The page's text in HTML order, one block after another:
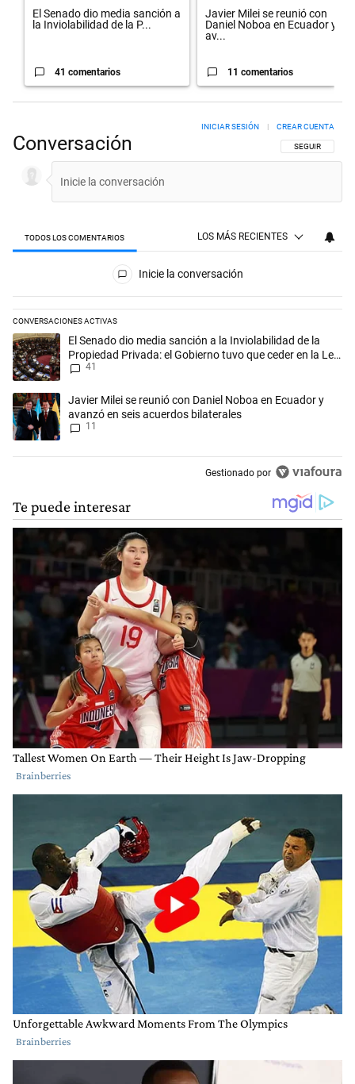
El Senado dio media sanción a
la Inviolabilidad de la P...
41 comentarios
Javier Milei se reunió con
Daniel Noboa en Ecuador y
av...
11 comentarios
Conversación SIGA ESTA
SEGUIR
INICIAR SESIÓN CREAR CUENTA
TODOS LOS COMENTARIOS LOS MÁS RECIENTES
Todos los comentarios
Inicie la conversación
CONVERSACIONES ACTIVAS
Este listado muestra los artículos con más comentarios en los
Un artículo de tendencia con el título "El Senado dio media sanción a
El Senado dio media sanción a la Inviolabilidad de la
Propiedad Privada: el Gobierno tuvo que ceder en la Ley
del Manejo del Fuego
41
Un artículo de tendencia con el título "Javier Milei se reunió con
Javier Milei se reunió con Daniel Noboa en Ecuador y
avanzó en seis acuerdos bilaterales
11
Gestionado por